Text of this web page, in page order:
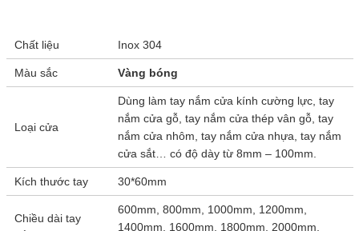
7.450.000 ₫
Chất liệu Inox 304
Màu sắc Vàng bóng
Loại cửa
Dùng làm tay nắm cửa kính cường lực, tay
nắm cửa gỗ, tay nắm cửa thép vân gỗ, tay
nắm cửa nhôm, tay nắm cửa nhựa, tay nắm
cửa sắt… có độ dày từ 8mm – 100mm.
Kích thước tay 30*60mm
Chiều dài tay
600mm, 800mm, 1000mm, 1200mm,
1400mm, 1600mm, 1800mm, 2000mm,